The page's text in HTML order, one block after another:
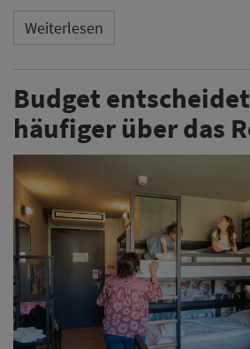
Weiterlesen
Budget
häufiger über das